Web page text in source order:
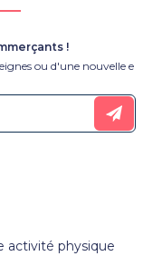
!
ou d'une nouvelle e
activité physique